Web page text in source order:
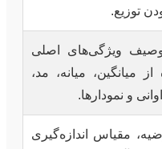
توزیع.
ویژگی‌های اصلی
از میانگین، میانه، مد،
و نمودارها.
مقیاس اندازه‌گیری